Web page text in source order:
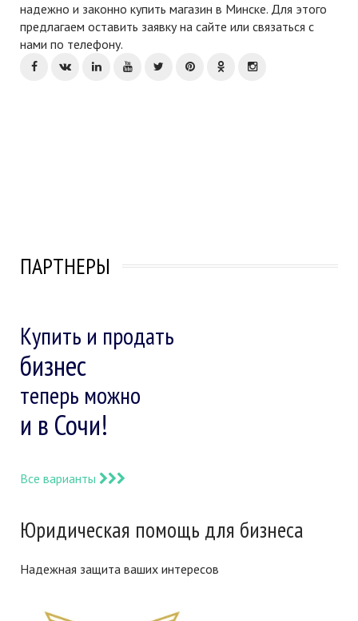
надежно и законно купить магазин в Минске. Для этого
предлагаем оставить заявку на сайте или связаться с
нами по телефону.
ПАРТНЕРЫ
Купить и продать
бизнес
теперь можно
и в Сочи!
Все варианты
Юридическая помощь для бизнеса
Надежная защита ваших интересов